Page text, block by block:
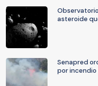
asteroide
Senapred
por incendio